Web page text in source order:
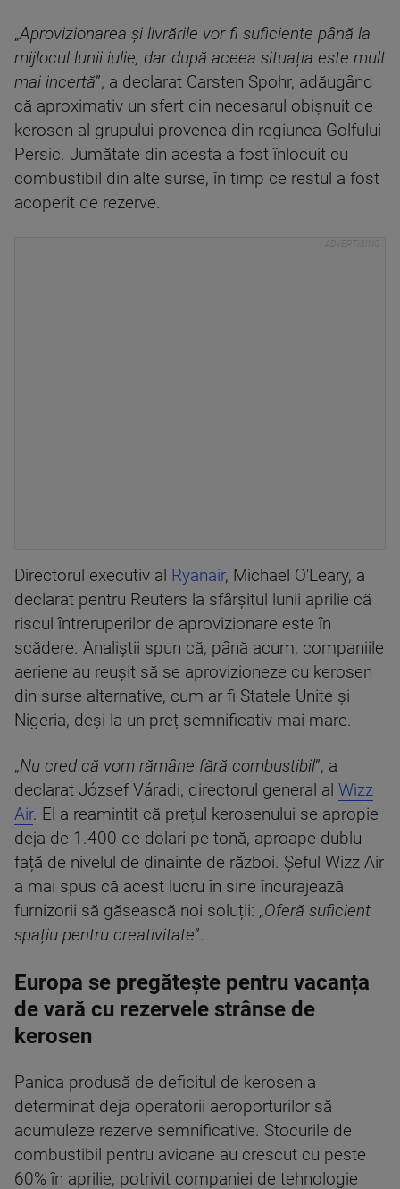
„Aprovizionarea și livrările vor fi suficiente până la
mijlocul lunii iulie, dar după aceea situația este mult
mai incertă”, a declarat Carsten Spohr, adăugând
că aproximativ un sfert din necesarul obișnuit de
kerosen al grupului provenea din regiunea Golfului
Persic. Jumătate din acesta a fost înlocuit cu
combustibil din alte surse, în timp ce restul a fost
acoperit de rezerve.
Directorul executiv al Ryanair, Michael O'Leary, a
declarat pentru Reuters la sfârșitul lunii aprilie că
riscul întreruperilor de aprovizionare este în
scădere. Analiștii spun că, până acum, companiile
aeriene au reușit să se aprovizioneze cu kerosen
din surse alternative, cum ar fi Statele Unite și
Nigeria, deși la un preț semnificativ mai mare.
„Nu cred că vom rămâne fără combustibil”, a
declarat József Váradi, directorul general al Wizz
Air. El a reamintit că prețul kerosenului se apropie
deja de 1.400 de dolari pe tonă, aproape dublu
față de nivelul de dinainte de război. Șeful Wizz Air
a mai spus că acest lucru în sine încurajează
furnizorii să găsească noi soluții: „Oferă suficient
spațiu pentru creativitate”.
Europa se pregătește pentru vacanța
de vară cu rezervele strânse de
kerosen
Panica produsă de deficitul de kerosen a
determinat deja operatorii aeroporturilor să
acumuleze rezerve semnificative. Stocurile de
combustibil pentru avioane au crescut cu peste
60% în aprilie, potrivit companiei de tehnologie